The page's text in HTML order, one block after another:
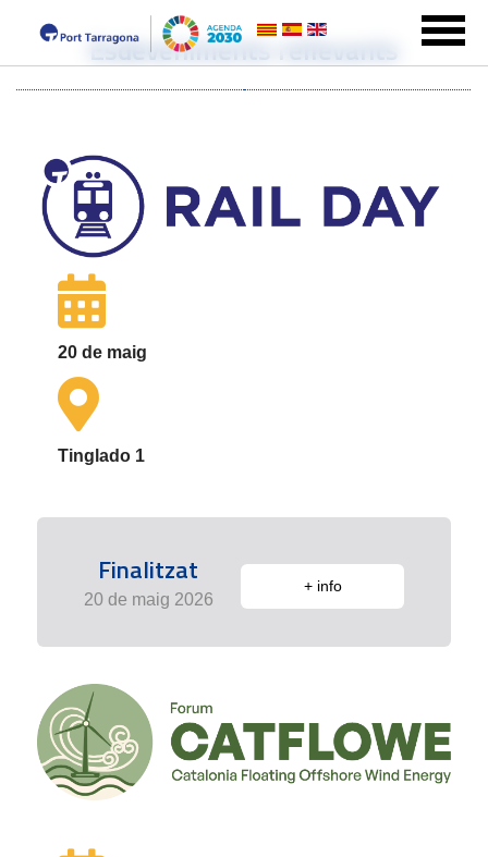
Esdeveniments rellevants
20 de maig
Tinglado 1
Finalitzat
20 de maig 2026
+ info